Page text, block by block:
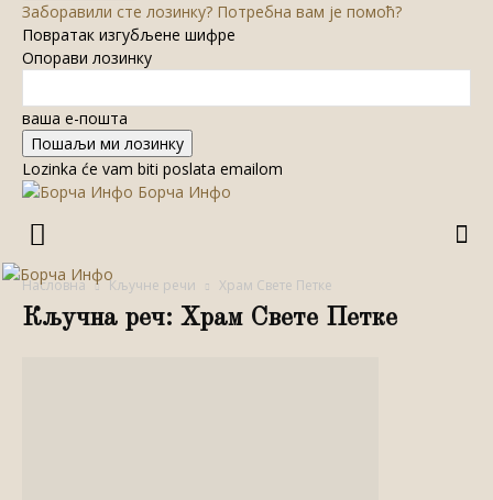
Заборавили сте лозинку? Потребна вам је помоћ?
Повратак изгубљене шифре
Опорави лозинку
ваша е-пошта
Lozinka će vam biti poslata emailom
Борча Инфо
Насловна Кључне речи Храм Свете Петке
Кључна реч: Храм Свете Петке